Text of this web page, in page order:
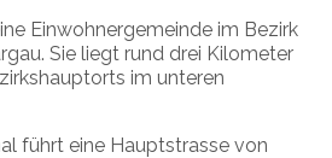
Einwohnergemeinde im Bezirk
Sie liegt rund drei Kilometer
im unteren
führt eine Hauptstrasse von